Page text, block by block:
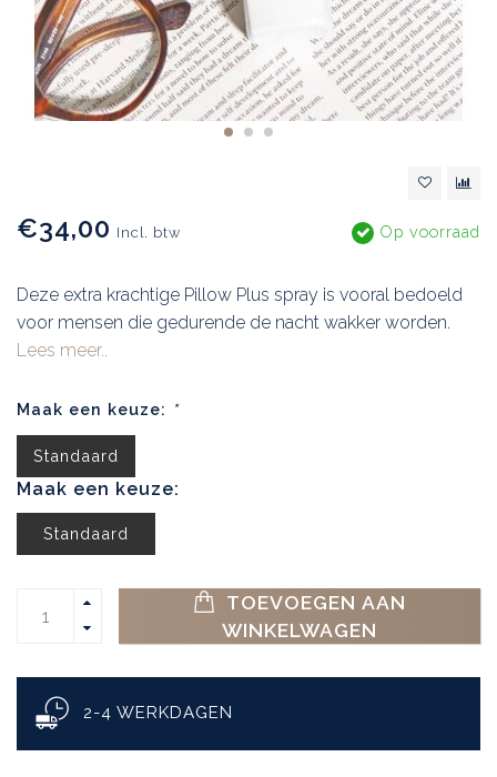
€34,00 Incl. btw Op voorraad
Deze extra krachtige Pillow Plus spray is vooral bedoeld
voor mensen die gedurende de nacht wakker worden.
Lees meer..
Maak een keuze: *
Standaard
Maak een keuze:
Standaard
TOEVOEGEN AAN
WINKELWAGEN
2-4 WERKDAGEN